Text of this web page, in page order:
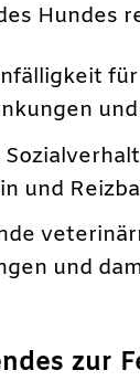
Hundes
für
und
und
zur